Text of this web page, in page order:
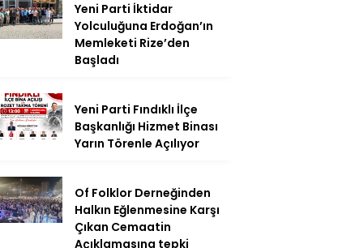
Yeni Parti İktidar
Yolculuğuna Erdoğan’ın
Memleketi Rize’den
Başladı
Yeni Parti Fındıklı İlçe
Başkanlığı Hizmet Binası
Yarın Törenle Açılıyor
Of Folklor Derneğinden
Halkın Eğlenmesine Karşı
Çıkan Cemaatin
Açıklamasına tepki